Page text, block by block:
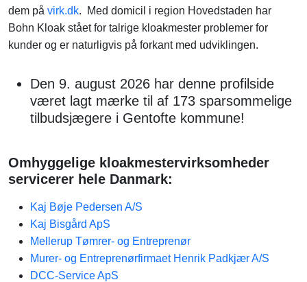
dem på virk.dk. Med domicil i region Hovedstaden har
Bohn Kloak stået for talrige kloakmester problemer for
kunder og er naturligvis på forkant med udviklingen.
Den 9. august 2026 har denne profilside
været lagt mærke til af 173 sparsommelige
tilbudsjægere i Gentofte kommune!
Omhyggelige kloakmestervirksomheder
servicerer hele Danmark:
Kaj Bøje Pedersen A/S
Kaj Bisgård ApS
Mellerup Tømrer- og Entreprenør
Murer- og Entreprenørfirmaet Henrik Padkjær A/S
DCC-Service ApS